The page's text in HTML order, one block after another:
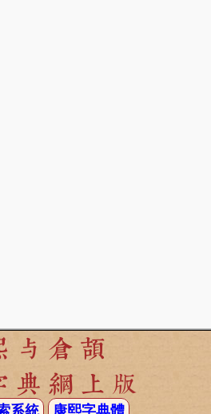
与倉頡
典網上版
系統 康熙字典體